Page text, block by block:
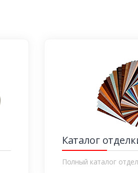
Каталог
Полный каталог